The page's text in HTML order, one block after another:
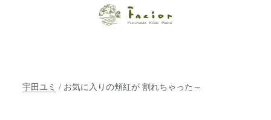
ン ファシオー
宇田ユミ / お気に入りの頬紅が 割れちゃった～